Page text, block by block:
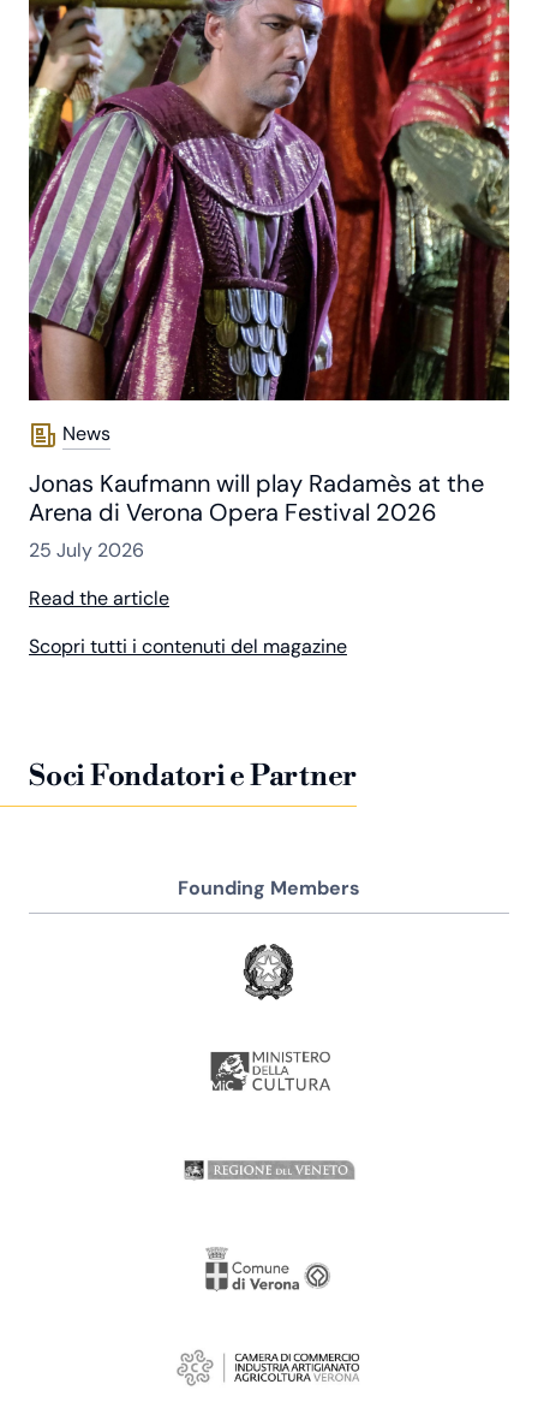
News
Jonas Kaufmann will play Radamès at the
Arena di Verona Opera Festival 2026
25 July 2026
Read the article
Scopri tutti i contenuti del magazine
Soci Fondatori e Partner
Founding Members